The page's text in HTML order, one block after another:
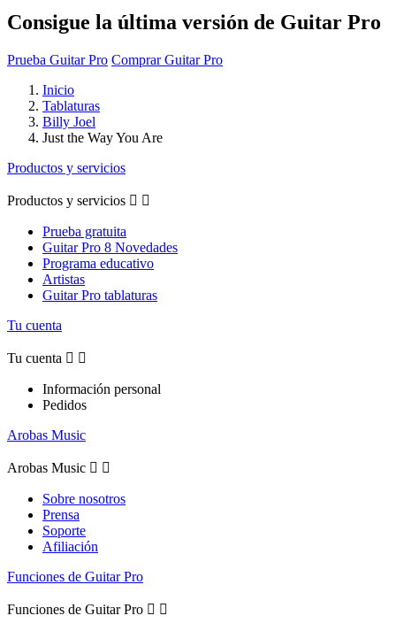
Consigue la última versión de Guitar Pro
Prueba Guitar Pro Comprar Guitar Pro
Inicio
Tablaturas
Billy Joel
Just the Way You Are
Productos y servicios
Productos y servicios  
Prueba gratuita
Guitar Pro 8 Novedades
Programa educativo
Artistas
Guitar Pro tablaturas
Tu cuenta
Tu cuenta  
Información personal
Pedidos
Arobas Music
Arobas Music  
Sobre nosotros
Prensa
Soporte
Afiliación
Funciones de Guitar Pro
Funciones de Guitar Pro  